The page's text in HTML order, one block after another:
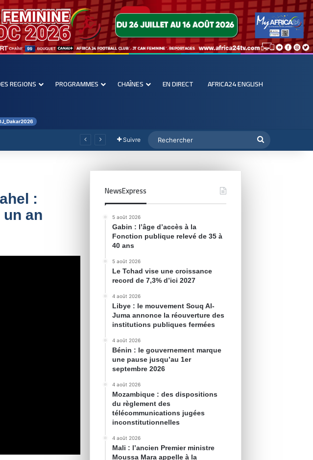
REGIONS PROGRAMMES CHAÎNES EN DIRECT AFRICA24 ENGLISH
Suivre
:
an
NewsExpress
5 août 2026
Gabin : l’âge d’accès à la
Fonction publique relevé de 35 à
40 ans
5 août 2026
Le Tchad vise une croissance
record de 7,3% d’ici 2027
4 août 2026
Libye : le mouvement Souq Al-
Juma annonce la réouverture des
institutions publiques fermées
4 août 2026
Bénin : le gouvernement marque
une pause jusqu’au 1er
septembre 2026
4 août 2026
Mozambique : des dispositions
du règlement des
télécommunications jugées
inconstitutionnelles
4 août 2026
Mali : l’ancien Premier ministre
Moussa Mara appelle à la